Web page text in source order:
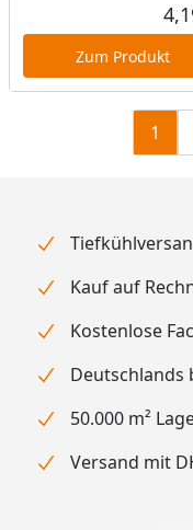
Zum Produkt
1
Kauf auf
Kostenlose
Deutschlands
50.000 m²
Versand mit